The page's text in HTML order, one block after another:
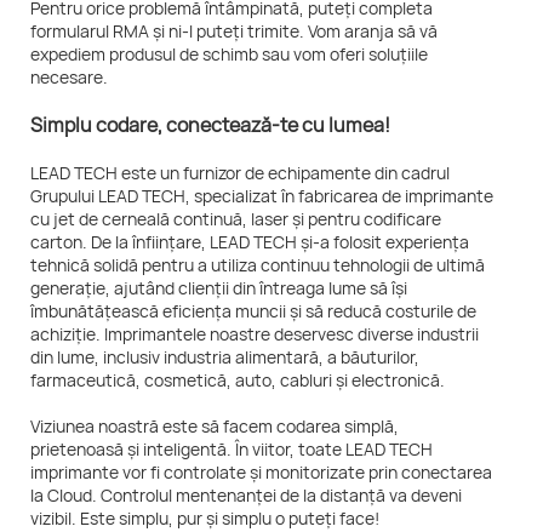
Pentru orice problemă întâmpinată, puteți completa
formularul RMA și ni-l puteți trimite. Vom aranja să vă
expediem produsul de schimb sau vom oferi soluțiile
necesare.
Simplu codare, conectează-te cu lumea!
LEAD TECH este un furnizor de echipamente din cadrul
Grupului LEAD TECH, specializat în fabricarea de imprimante
cu jet de cerneală continuă, laser și pentru codificare
carton. De la înființare, LEAD TECH și-a folosit experiența
tehnică solidă pentru a utiliza continuu tehnologii de ultimă
generație, ajutând clienții din întreaga lume să își
îmbunătățească eficiența muncii și să reducă costurile de
achiziție. Imprimantele noastre deservesc diverse industrii
din lume, inclusiv industria alimentară, a băuturilor,
farmaceutică, cosmetică, auto, cabluri și electronică.
Viziunea noastră este să facem codarea simplă,
prietenoasă și inteligentă. În viitor, toate LEAD TECH
imprimante vor fi controlate și monitorizate prin conectarea
la Cloud. Controlul mentenanței de la distanță va deveni
vizibil. Este simplu, pur și simplu o puteți face!